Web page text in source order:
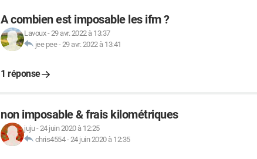
A combien est imposable les ifm ?
Lavoux-29 avr. 2022 à 13:37
jee pee-29 avr. 2022 à 13:41
1 réponse
non imposable & frais kilométriques
juju-24 juin 2020 à 12:25
chris4554-24 juin 2020 à 12:35